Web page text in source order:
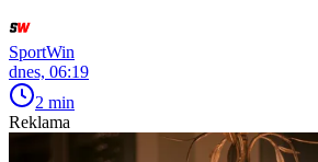
SportWin
dnes, 06:19
2 min
Reklama